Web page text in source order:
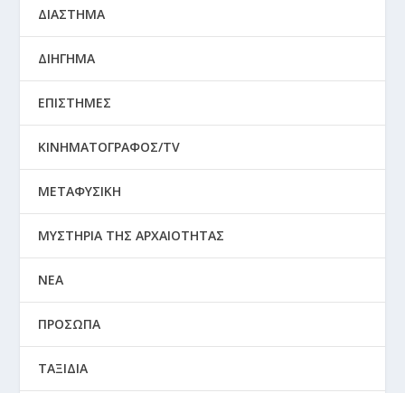
ΔΙΑΣΤΗΜΑ
ΔΙΗΓΗΜΑ
ΕΠΙΣΤΗΜΕΣ
ΚΙΝΗΜΑΤΟΓΡΑΦΟΣ/TV
ΜΕΤΑΦΥΣΙΚΗ
ΜΥΣΤΗΡΙΑ ΤΗΣ ΑΡΧΑΙΟΤΗΤΑΣ
ΝΕΑ
ΠΡΟΣΩΠΑ
ΤΑΞΙΔΙΑ